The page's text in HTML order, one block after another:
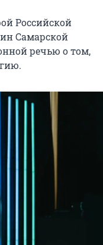
«Циан»;
совета
банка
Российской
Самарской
речью о том,